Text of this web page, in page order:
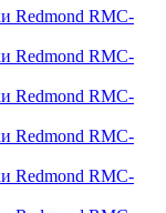
Redmond RMC-
Redmond RMC-
Redmond RMC-
Redmond RMC-
Redmond RMC-